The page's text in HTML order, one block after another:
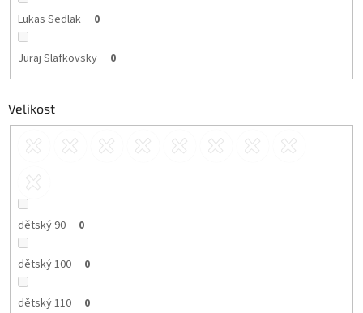
Lukas Sedlak 0
Juraj Slafkovsky 0
Velikost
dětský 90 0
dětský 100 0
dětský 110 0